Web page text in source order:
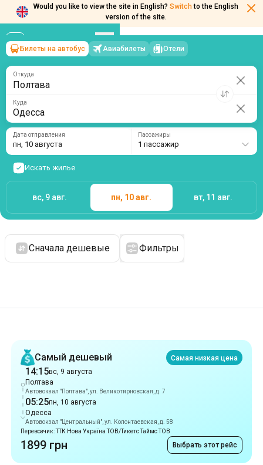
Would you like to view the site in English? Switch to the English
version of the site.
Полтава→Одесса
пн, 10 августа/1 пассажир
Билеты на автобус Авиабилеты Отели
Откуда
Куда
Дата отправления
пн, 10 августа
Пассажиры
1 пассажир
Искать жилье
вс, 9 авг. пн, 10 авг. вт, 11 авг.
Сначала дешевые Фильтры
Самый дешевый
Самая низкая цена
14:15вс, 9 августа
Полтава
Автовокзал "Полтава", ул. Великотирновская, д. 7
05:25пн, 10 августа
Одесса
Автовокзал "Центральный", ул. Колонтаевская, д. 58
Перевозчик: ТТК Нова Україна ТОВ/Тикетс Таймс ТОВ
1899 грн Выбрать этот рейс